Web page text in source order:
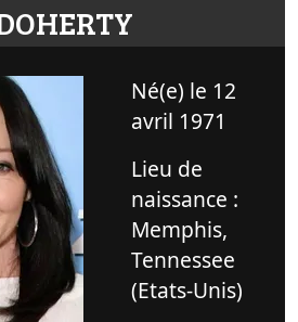
Né(e) le 12
avril 1971
Lieu de
naissance :
Memphis,
Tennessee
(Etats-Unis)